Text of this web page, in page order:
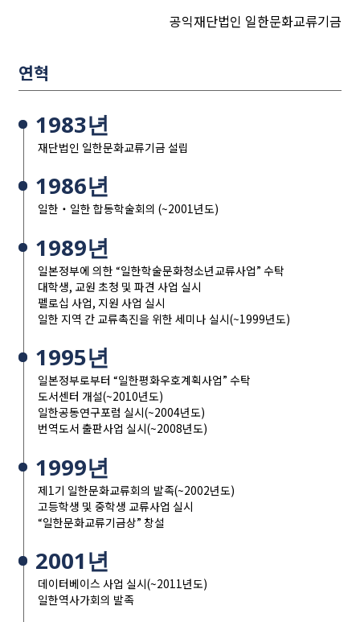
공익재단법인 일한문화교류기금
연혁
1983년
재단법인 일한문화교류기금 설립
1986년
일한・일한 합동학술회의 (~2001년도)
1989년
일본정부에 의한 “일한학술문화청소년교류사업” 수탁
대학생, 교원 초청 및 파견 사업 실시
펠로십 사업, 지원 사업 실시
일한 지역 간 교류촉진을 위한 세미나 실시(~1999년도)
1995년
일본정부로부터 “일한평화우호계획사업” 수탁
도서센터 개설(~2010년도)
일한공동연구포럼 실시(~2004년도)
번역도서 출판사업 실시(~2008년도)
1999년
제1기 일한문화교류회의 발족(~2002년도)
고등학생 및 중학생 교류사업 실시
“일한문화교류기금상” 창설
2001년
데이터베이스 사업 실시(~2011년도)
일한역사가회의 발족